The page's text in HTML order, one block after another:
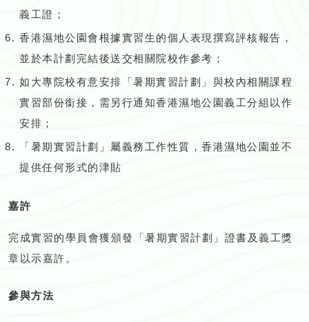
義工證；
香港濕地公園會根據實習生的個人表現撰寫評核報告，
並於本計劃完結後送交相關院校作參考；
如大專院校有意安排「暑期實習計劃」與校內相關課程
實習部份銜接，需另行通知香港濕地公園義工分組以作
安排；
「暑期實習計劃」屬義務工作性質，香港濕地公園並不
提供任何形式的津貼
嘉許
完成實習的學員會獲頒發「暑期實習計劃」證書及義工獎
章以示嘉許。
參與方法